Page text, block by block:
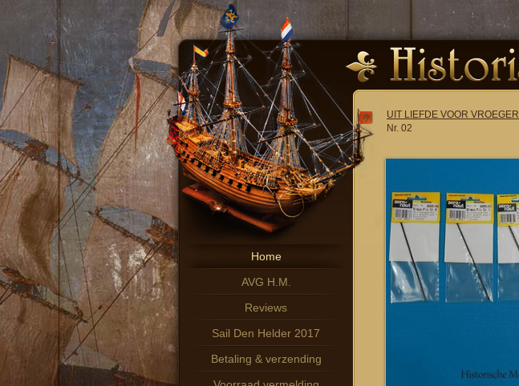
Home
AVG H.M.
Reviews
Sail Den Helder 2017
Betaling & verzending
UIT LIEFDE VOOR VROEGER
Nr. 02